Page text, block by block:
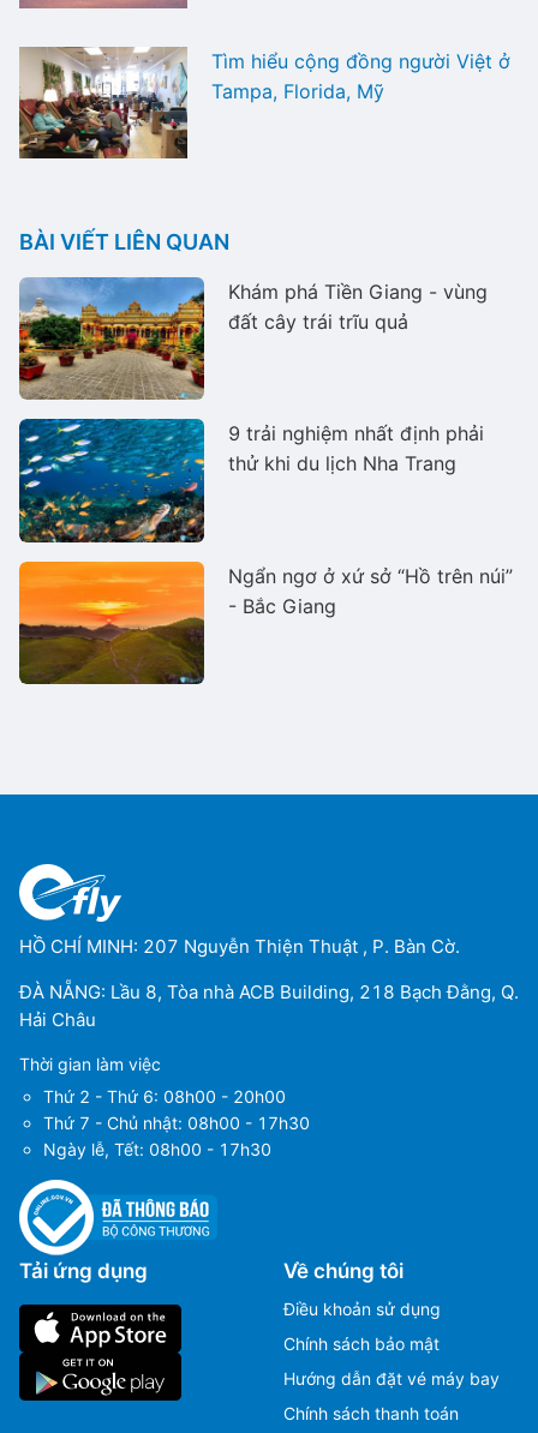
Tìm hiểu cộng đồng người Việt ở
Tampa, Florida, Mỹ
BÀI VIẾT LIÊN QUAN
Khám phá Tiền Giang - vùng
đất cây trái trĩu quả
9 trải nghiệm nhất định phải
thử khi du lịch Nha Trang
Ngẩn ngơ ở xứ sở “Hồ trên núi”
- Bắc Giang
HỒ CHÍ MINH: 207 Nguyễn Thiện Thuật , P. Bàn Cờ.
ĐÀ NẴNG: Lầu 8, Tòa nhà ACB Building, 218 Bạch Đằng, Q.
Hải Châu
Thời gian làm việc
Thứ 2 - Thứ 6: 08h00 - 20h00
Thứ 7 - Chủ nhật: 08h00 - 17h30
Ngày lễ, Tết: 08h00 - 17h30
Tải ứng dụng Về chúng tôi
Điều khoản sử dụng
Chính sách bảo mật
Hướng dẫn đặt vé máy bay
Chính sách thanh toán